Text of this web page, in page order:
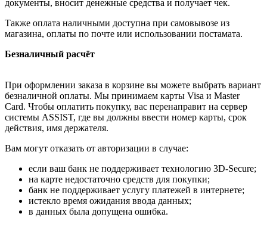
документы, вносит денежные средства и получает чек.
Также оплата наличными доступна при самовывозе из
магазина, оплаты по почте или использовании постамата.
Безналичный расчёт
При оформлении заказа в корзине вы можете выбрать вариант
безналичной оплаты. Мы принимаем карты Visa и Master
Card. Чтобы оплатить покупку, вас перенаправит на сервер
системы ASSIST, где вы должны ввести номер карты, срок
действия, имя держателя.
Вам могут отказать от авторизации в случае:
если ваш банк не поддерживает технологию 3D-Secure;
на карте недостаточно средств для покупки;
банк не поддерживает услугу платежей в интернете;
истекло время ожидания ввода данных;
в данных была допущена ошибка.